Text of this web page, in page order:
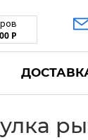
Р